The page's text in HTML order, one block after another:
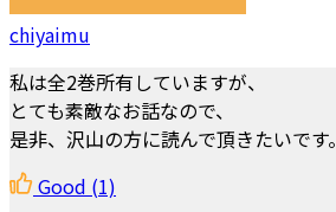
chiyaimu
私は全2巻所有していますが、
とても素敵なお話なので、
是非、沢山の方に読んで頂きたいです。
Good (1)